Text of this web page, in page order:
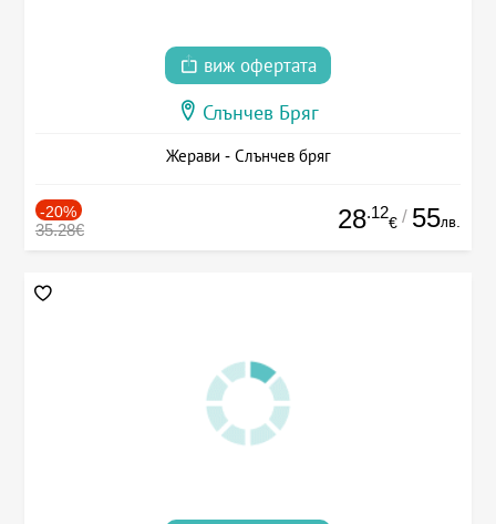
виж офертата
Слънчев Бряг
Жерави - Слънчев бряг
-20%
35.28€ 28.12
€ / 55лв.